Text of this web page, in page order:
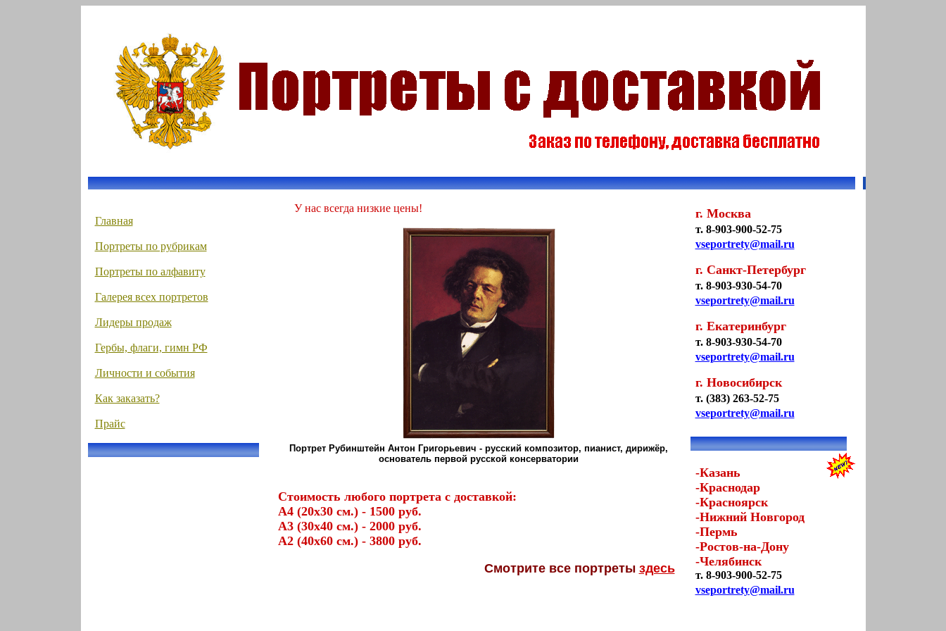
Главная
Портреты по рубрикам
Портреты по алфавиту
Галерея всех портретов
Лидеры продаж
Гербы, флаги, гимн РФ
Личности и события
Как заказать?
Прайс
У нас всегда низкие цены!
Портрет Рубинштейн Антон Григорьевич - русский композитор, пианист, дирижёр,
основатель первой русской консерватории
Стоимость любого портрета с доставкой:
А4 (20х30 см.) - 1500 руб.
А3 (30х40 см.) - 2000 руб.
А2 (40х60 см.) - 3800 руб.
Смотритевсе портреты здесь
г. Москва
т. 8-903-900-52-75
vseportrety@mail.ru
г. Санкт-Петербург
т. 8-903-930-54-70
vseportrety@mail.ru
г. Екатеринбург
т. 8-903-930-54-70
vseportrety@mail.ru
г. Новосибирск
т. (383) 263-52-75
vseportrety@mail.ru
-Казань
-Краснодар
-Красноярск
-Нижний Новгород
-Пермь
-Ростов-на-Дону
-Челябинск
т. 8-903-900-52-75
vseportrety@mail.ru